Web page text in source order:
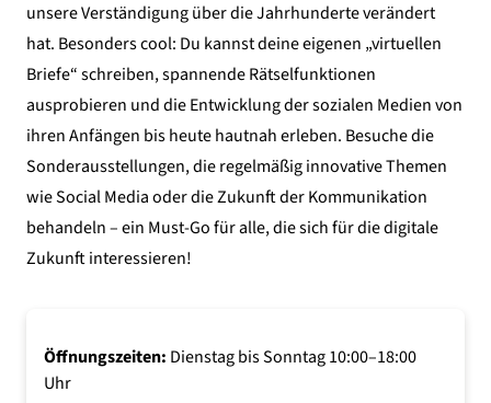
unsere Verständigung über die Jahrhunderte verändert
hat. Besonders cool: Du kannst deine eigenen „virtuellen
Briefe“ schreiben, spannende Rätselfunktionen
ausprobieren und die Entwicklung der sozialen Medien von
ihren Anfängen bis heute hautnah erleben. Besuche die
Sonderausstellungen, die regelmäßig innovative Themen
wie Social Media oder die Zukunft der Kommunikation
behandeln – ein Must-Go für alle, die sich für die digitale
Zukunft interessieren!
Öffnungszeiten: Dienstag bis Sonntag 10:00–18:00
Uhr